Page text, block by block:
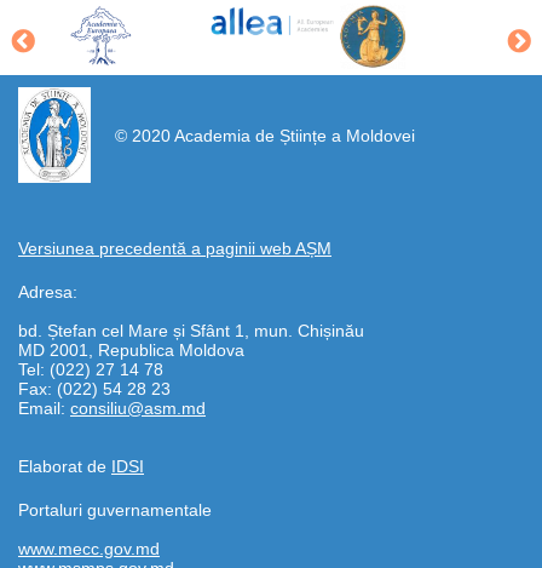
© 2020 Academia de Științe a Moldovei
Versiunea precedentă a paginii web AȘM
Adresa:
bd. Ștefan cel Mare și Sfânt 1, mun. Chișinău
MD 2001, Republica Moldova
Tel: (022) 27 14 78
Fax: (022) 54 28 23
Email: consiliu@asm.md
Elaborat de IDSI
https://propletenie.ru/
Portaluri guvernamentale
www.mecc.gov.md